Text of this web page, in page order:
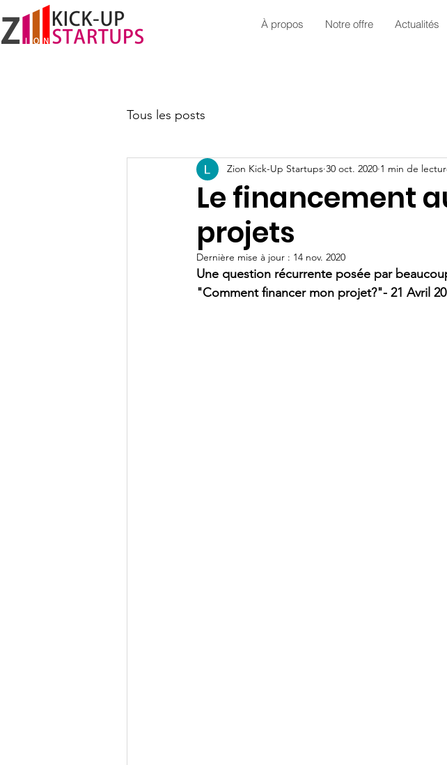
À propos Notre offre Actualités
Tous les posts
Le financement
projets
Zion Kick-Up Startups 30 oct. 2020 1 min de
Dernière mise à jour : 14 nov. 2020
Une question récurrente posée par
"Comment financer mon projet?"- 21 Avril